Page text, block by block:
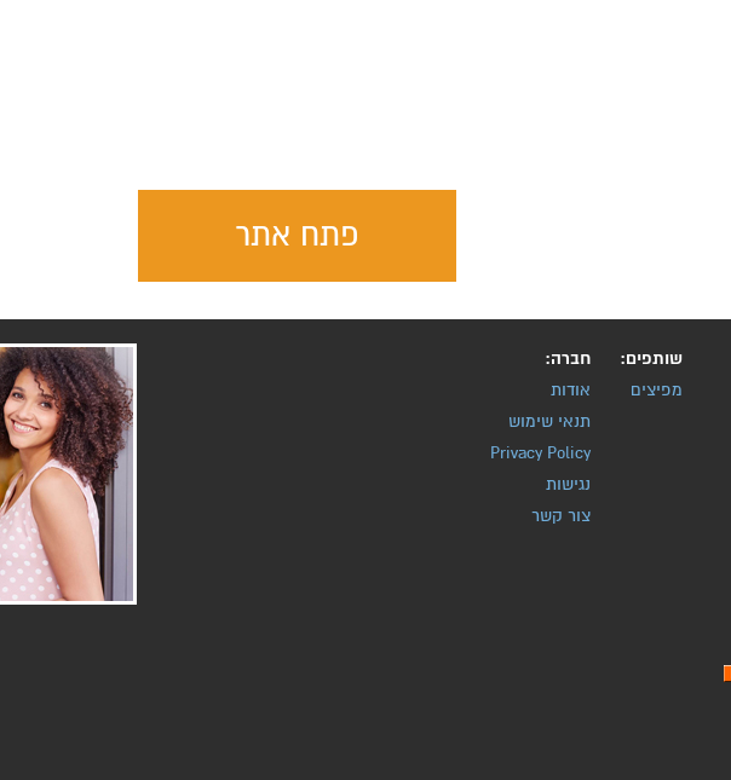
פתח אתר
שותפים:
מפיצים
חברה:
אודות
תנאי שימוש
Privacy Policy
נגישות
צור קשר